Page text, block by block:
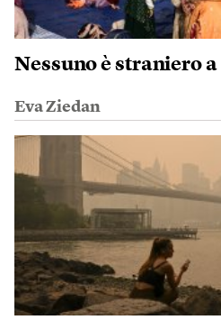
Nessuno è straniero
Eva Ziedan